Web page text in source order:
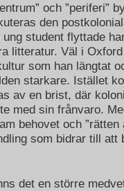
och ”periferi”
den
student flyttade
litteratur. Väl i
som han längtat
starkare. Istället
av en brist, där
med sin frånvaro.
behovet och ”rätten
som bidrar till att
det en större